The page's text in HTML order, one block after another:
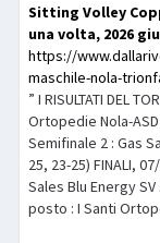
Sitting Volley
una volta, 2026
https://
maschile-nola-
” I RISULTATI DEL
Ortopedie Nola-
Semifinale 2 : Gas
25, 23-25) FINALI,
Sales Blu Energy SV
posto : I Santi